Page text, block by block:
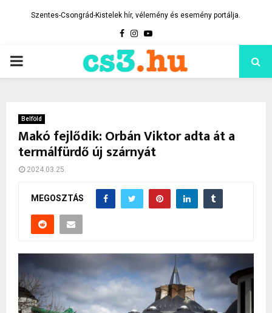
Szentes-Csongrád-Kistelek hír, vélemény és esemény portálja.
Facebook
Instagram
Youtube
PRIMARY
Belföld
Makó fejlődik: Orbán Viktor adta át a
termálfürdő új szárnyát
2024.03.25.
MEGOSZTÁS